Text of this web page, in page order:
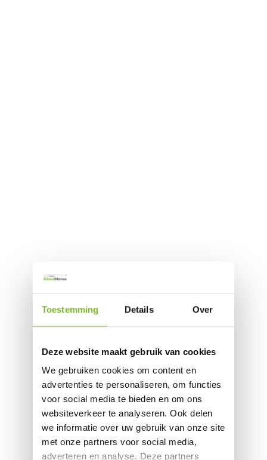
Toestemming Details Over
Deze website maakt gebruik van cookies
We gebruiken cookies om content en
advertenties te personaliseren, om functies
voor social media te bieden en om ons
websiteverkeer te analyseren. Ook delen
we informatie over uw gebruik van onze site
met onze partners voor social media,
adverteren en analyse. Deze partners